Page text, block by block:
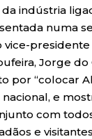
indústria
numa
presidente
Jorge do
por “colocar
e
com
e